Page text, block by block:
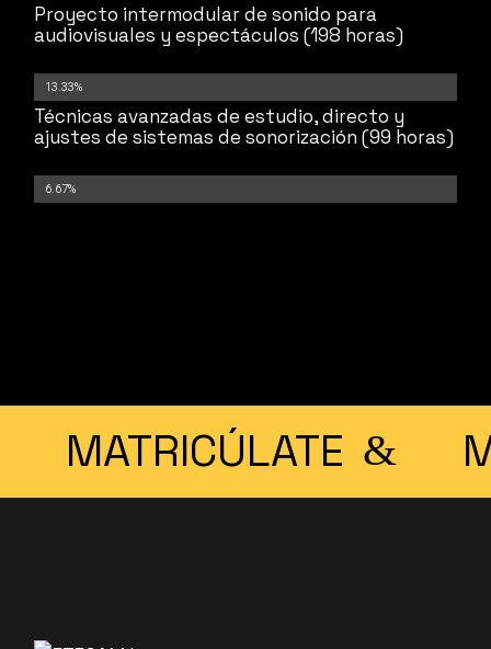
Proyecto intermodular de sonido para
audiovisuales y espectáculos (198 horas)
13.33%
Técnicas avanzadas de estudio, directo y
ajustes de sistemas de sonorización (99 horas)
6.67%
MATRICÚLATE